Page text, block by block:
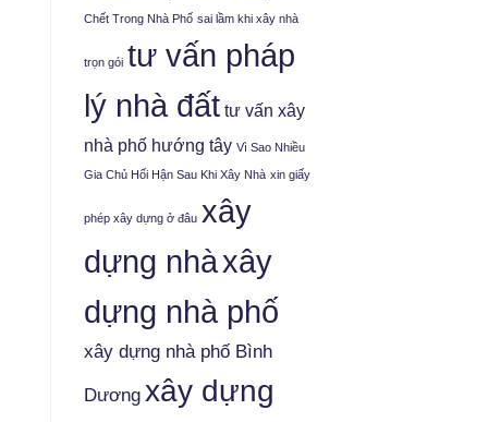
Chết Trong Nhà Phố sai lầm khi xây nhà
trọn gói tư vấn pháp
lý nhà đất tư vấn xây
nhà phố hướng tây Vì Sao Nhiều
Gia Chủ Hối Hận Sau Khi Xây Nhà xin giấy
phép xây dựng ở đâu xây
dựng nhàxây
dựng nhà phố
xây dựng nhà phố Bình
Dương xây dựng